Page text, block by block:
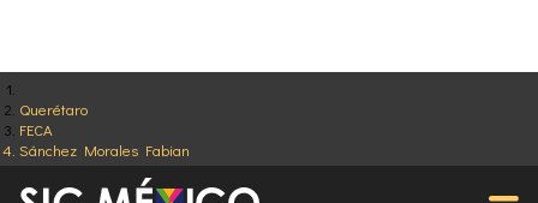
Querétaro
FECA
Sánchez Morales Fabian